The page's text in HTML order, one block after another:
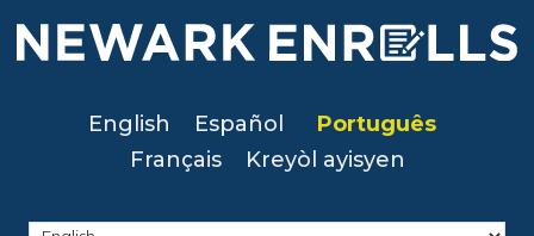
Skip
English Español
Português
Français
Kreyòl ayisyen